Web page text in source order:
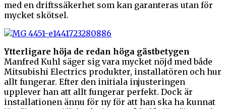
med en driftssäkerhet som kan garanteras utan för
mycket skötsel.
Ytterligare höja de redan höga gästbetygen
Manfred Kuhl säger sig vara mycket nöjd med både
Mitsubishi Electrics produkter, installatören och hur
allt fungerar. Efter den initiala injusteringen
upplever han att allt fungerar perfekt. Dock är
installationen ännu för ny för att han ska ha kunnat